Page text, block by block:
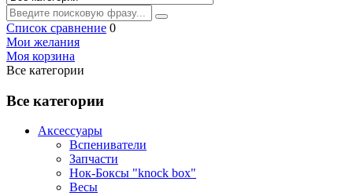
Список сравнение 0
Мои желания
Моя корзина
Все категории
Все категории
Аксессуары
Вспениватели
Запчасти
Нок-Боксы "knock box"
Весы